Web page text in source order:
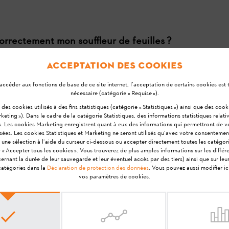
mon souffleur de feuilles ?
est important de bien nettoyer le souffleur de feuilles pour éviter les
assurez-vous qu'il est protégé contre toute utilisation non autorisée
mon souffleur de feuilles ?
acoustique de votre outil STIHL se trouve sur le site Web de
avec mon souffleur de feuilles ?
système AK peuvent être utilisés avec une Batterie AK. Le même
d'utilisation d'une batterie dont la teneur énergétique est inférieure
Acceptation des cookies
aux fonctions de base de ce site internet, l’acceptation de certains cookies est
nécessaire (catégorie « Requise »).
des cookies utilisés à des fins statistiques (catégorie « Statistiques ») ainsi que des
»). Dans le cadre de la catégorie Statistiques, des informations statistiques
Les cookies Marketing enregistrent quant à eux des informations qui permettront de
Les cookies Statistiques et Marketing ne seront utilisés qu’avec votre
sélection à l’aide du curseur ci-dessous ou accepter directement toutes les
Accepter tous les cookies ». Vous trouverez de plus amples informations sur les
la durée de leur sauvegarde et leur éventuel accès par des tiers) ainsi que sur
dans la Déclaration de protection des données. Vous pouvez aussi modifier
vos paramètres de cookies.